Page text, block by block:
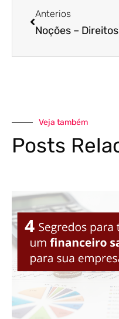
Anterios
Veja também
Posts